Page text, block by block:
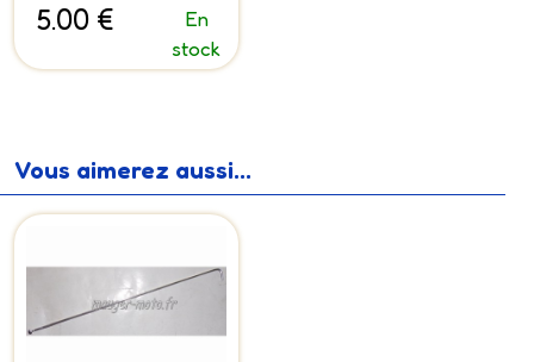
5.00 €
En
stock
Vous aimerez aussi...